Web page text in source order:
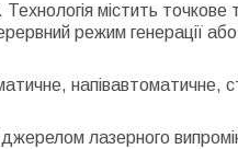
Технологія містить
режим генерації
напівавтоматичне,
лазерного